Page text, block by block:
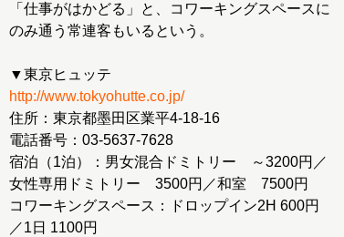
「仕事がはかどる」と、コワーキングスペースに
のみ通う常連客もいるという。
http://www.tokyohutte.co.jp/
住所：東京都墨田区業平4-18-16
電話番号：03-5637-7628
宿泊（1泊）：男女混合ドミトリー ～3200円／
女性専用ドミトリー 3500円／和室 7500円
コワーキングスペース：ドロップイン2H 600円
／1日 1100円